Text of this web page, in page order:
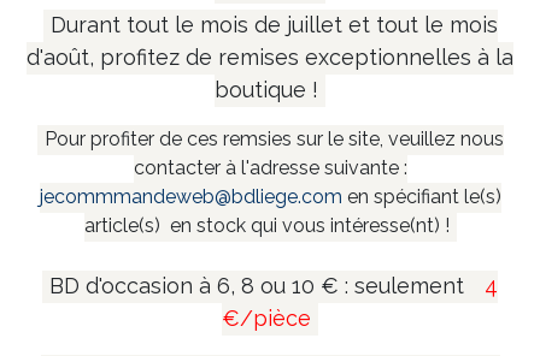
Durant tout le mois de juillet et tout le mois
d'août, profitez de remises exceptionnelles à la
boutique !
Pour profiter de ces remsies sur le site, veuillez nous
contacter à l'adresse suivante :
jecommmandeweb@bdliege.com en spécifiant le(s)
article(s) en stock qui vous intéresse(nt) !
BD d'occasion à 6, 8 ou 10 € : seulement
4
€/pièce